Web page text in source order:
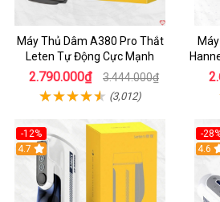
Máy Thủ Dâm A380 Pro Thắt
Leten Tự Động Cực Mạnh
2.790.000₫ 3.444.000₫
(3,012)
-12%
Hot
4.7
-
Hot
4.6